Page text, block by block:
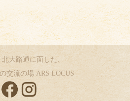
大路通に面した、
交流の場 ARS LOCUS